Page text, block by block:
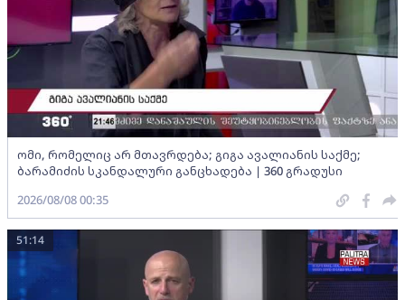
ომი, რომელიც არ მთავრდება; გიგა ავალიანის საქმე;
ბარამიძის სკანდალური განცხადება | 360 გრადუსი
2026/08/08 00:35
51:14